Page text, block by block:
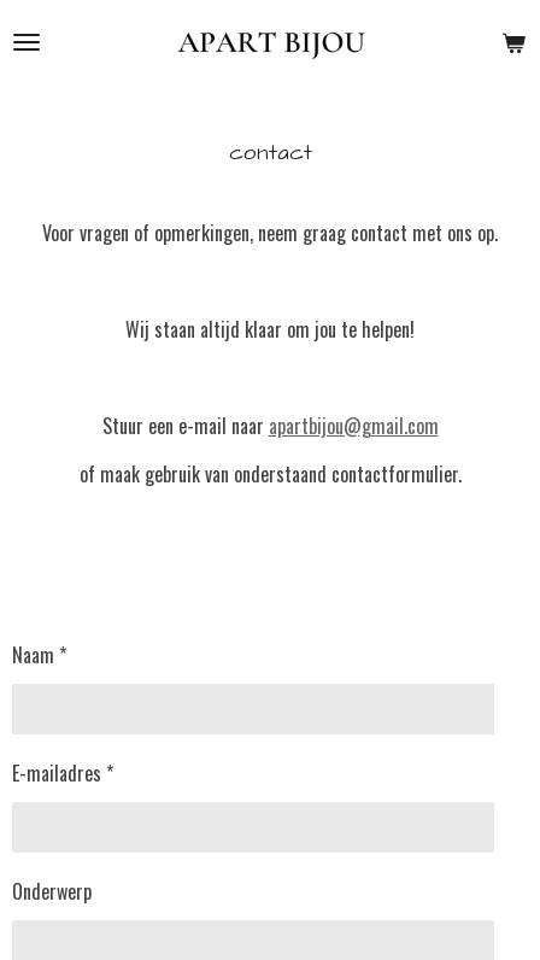
direct
contact
Voor vragen of opmerkingen, neem graag contact met ons op.
Wij staan altijd klaar om jou te helpen!
Stuur een e-mail naar apartbijou@gmail.com
of maak gebruik van onderstaand contactformulier.
Naam *
E-mailadres *
Onderwerp